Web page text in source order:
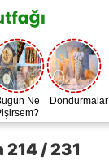
Ne
Dondurmalar
/ 231